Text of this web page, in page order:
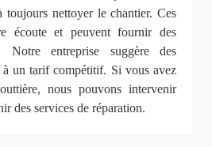
toujours nettoyer le chantier. Ces
écoute et peuvent fournir des
Notre entreprise suggère des
à un tarif compétitif. Si vous avez
nous pouvons intervenir
des services de réparation.